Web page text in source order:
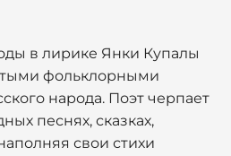
в лирике Янки Купалы
фольклорными
народа. Поэт черпает
песнях, сказках,
свои стихи